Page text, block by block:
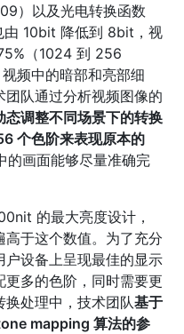
）以及光电转换函数
由 10bit 降低到 8bit，视
（1024 到 256
频中的暗部和亮部细
队通过分析视频图像的
态调整不同场景下的转换
个色阶来表现原本的
的画面能够尽量准确完
的最大亮度设计，
于这个数值。为了充分
设备上呈现最佳的显示
多的色阶，同时需要更
处理中，技术团队基于
mapping 算法的参